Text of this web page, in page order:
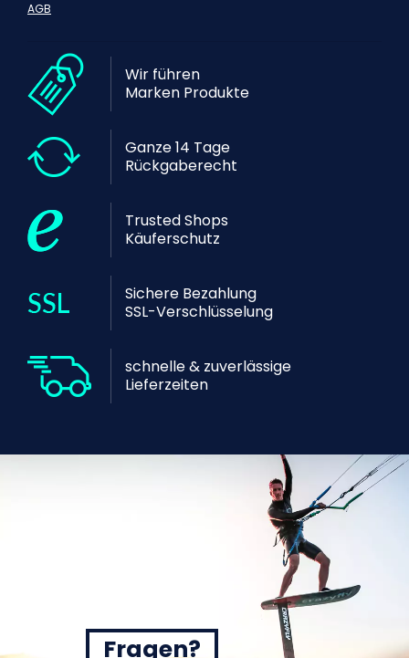
AGB
Wir führen
Marken Produkte
Ganze 14 Tage
Rückgaberecht
Trusted Shops
Käuferschutz
Sichere Bezahlung
SSL-Verschlüsselung
schnelle & zuverlässige
Lieferzeiten
Fragen?